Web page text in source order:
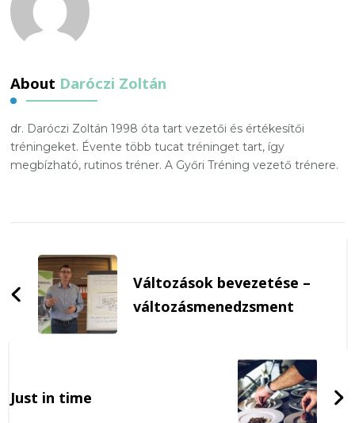
About Daróczi Zoltán
dr. Daróczi Zoltán 1998 óta tart vezetői és értékesítői
tréningeket. Évente több tucat tréninget tart, így
megbízható, rutinos tréner. A Győri Tréning vezető trénere.
Navigation
Változások bevezetése –
változásmenedzsment
Just in time